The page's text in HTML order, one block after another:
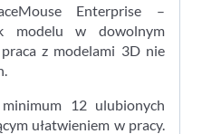
Enterprise –
modelu w dowolnym
z modelami 3D nie
12 ulubionych
ułatwieniem w pracy.